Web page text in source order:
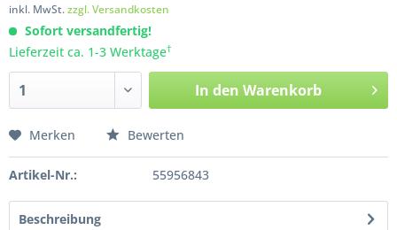
inkl. MwSt.zzgl. Versandkosten
Sofort versandfertig!
Lieferzeit ca. 1-3 Werktage†
In den Warenkorb
Merken Bewerten
Artikel-Nr.: 55956843
Beschreibung